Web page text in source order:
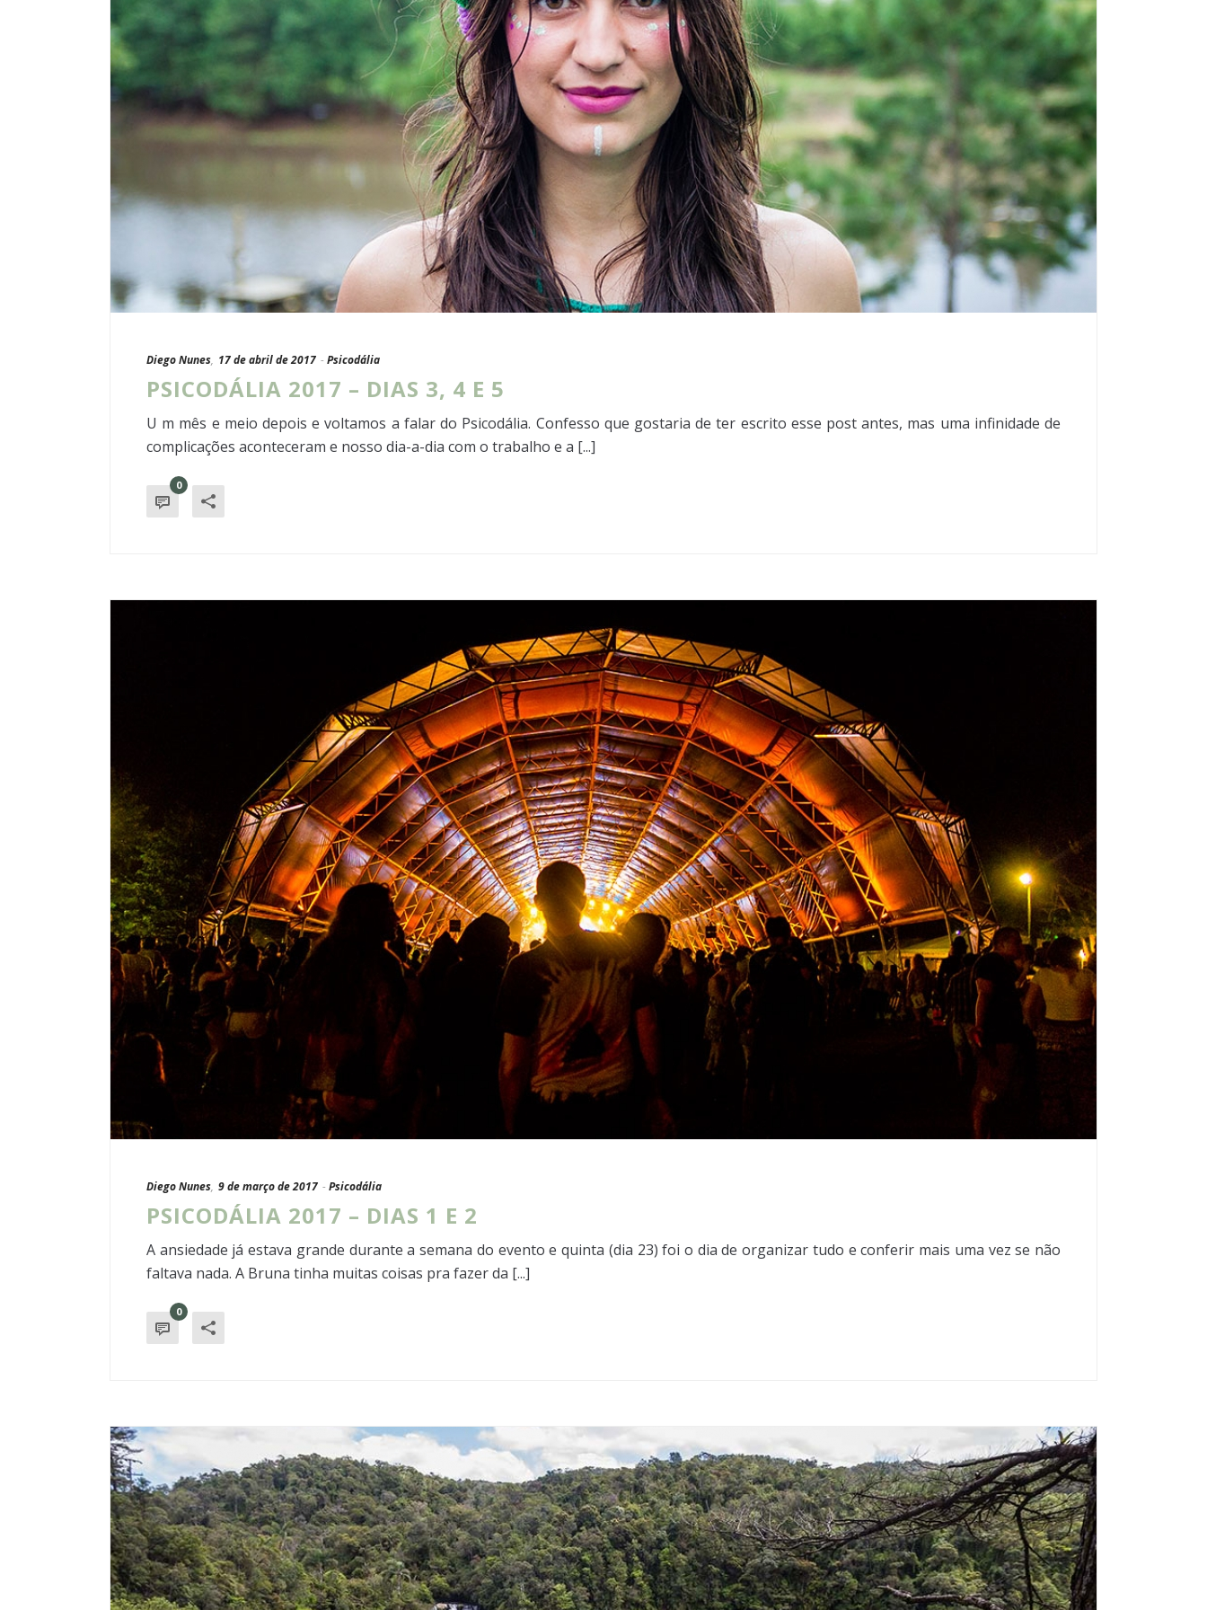
Diego Nunes, 17 de abril de 2017 - Psicodália
PSICODÁLIA 2017 – DIAS 3, 4 E 5
U m mês e meio depois e voltamos a falar do Psicodália. Confesso que gostaria de ter escrito esse post antes, mas uma infinidade de
complicações aconteceram e nosso dia-a-dia com o trabalho e a [...]
0
Diego Nunes, 9 de março de 2017 - Psicodália
PSICODÁLIA 2017 – DIAS 1 E 2
A ansiedade já estava grande durante a semana do evento e quinta (dia 23) foi o dia de organizar tudo e conferir mais uma vez se não
faltava nada. A Bruna tinha muitas coisas pra fazer da [...]
0